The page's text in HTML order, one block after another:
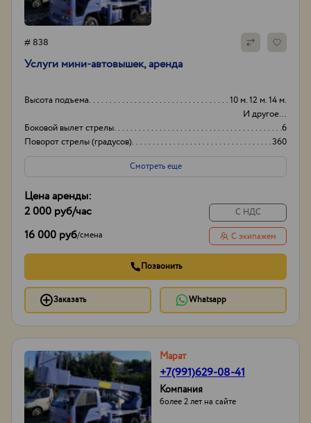
# 838
Услуги мини-автовышек, аренда
Высота подъема
10 м. 12 м. 14 м.
И другое...
Боковой вылет стрелы
6
Поворот стрелы (градусов)
360
Грузоподьемность корзины:
200кг
Смотреть еще
Цена аренды:
2 000 руб/час
16 000 руб/смена
С НДС
С экипажем
Позвонить
Заказать Whatsapp
Марат
+7(991)629-08-41
Компания
более 2 лет на сайте